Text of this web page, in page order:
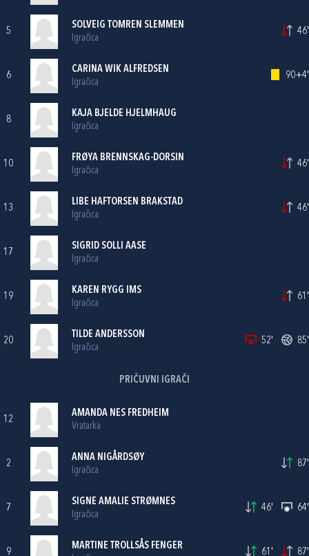
5
SOLVEIG TOMREN SLEMMEN
Igračica
46'
6
CARINA WIK ALFREDSEN
Igračica
90+4'
8
KAJA BJELDE HJELMHAUG
Igračica
10
FRØYA BRENNSKAG-DORSIN
Igračica
46'
13
LIBE HAFTORSEN BRAKSTAD
Igračica
46'
17
SIGRID SOLLI AASE
Igračica
19
KAREN RYGG IMS
Igračica
61'
20
TILDE ANDERSSON
Igračica
52' 85'
PRIČUVNI IGRAČI
12
AMANDA NES FREDHEIM
Vratarka
2
ANNA NIGÅRDSØY
Igračica
87'
7
SIGNE AMALIE STRØMNES
Igračica
46' 64'
9
MARTINE TROLLSÅS FENGER
61' 87'